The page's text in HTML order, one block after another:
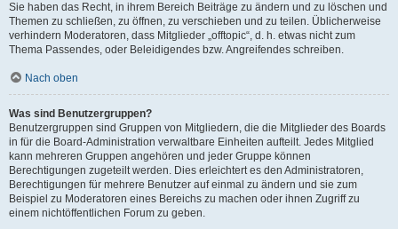
Sie haben das Recht, in ihrem Bereich Beiträge zu ändern und zu löschen und
Themen zu schließen, zu öffnen, zu verschieben und zu teilen. Üblicherweise
verhindern Moderatoren, dass Mitglieder „offtopic“, d. h. etwas nicht zum
Thema Passendes, oder Beleidigendes bzw. Angreifendes schreiben.
Nach oben
Was sind Benutzergruppen?
Benutzergruppen sind Gruppen von Mitgliedern, die die Mitglieder des Boards
in für die Board-Administration verwaltbare Einheiten aufteilt. Jedes Mitglied
kann mehreren Gruppen angehören und jeder Gruppe können
Berechtigungen zugeteilt werden. Dies erleichtert es den Administratoren,
Berechtigungen für mehrere Benutzer auf einmal zu ändern und sie zum
Beispiel zu Moderatoren eines Bereichs zu machen oder ihnen Zugriff zu
einem nichtöffentlichen Forum zu geben.